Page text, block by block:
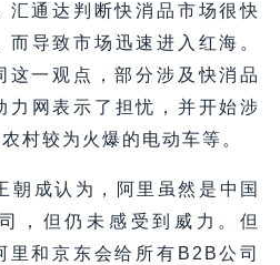
汇通达判断快消品市场很快
导致市场迅速进入红海。
这一观点，部分涉及快消品
力网表示了担忧，并开始涉
村较为火爆的电动车等。
朝成认为，阿里虽然是中国
，但仍未感受到威力。但
里和京东会给所有B2B公司